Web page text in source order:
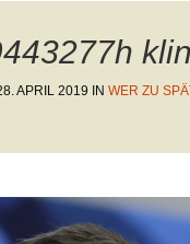
APRIL 2019 IN WER ZU